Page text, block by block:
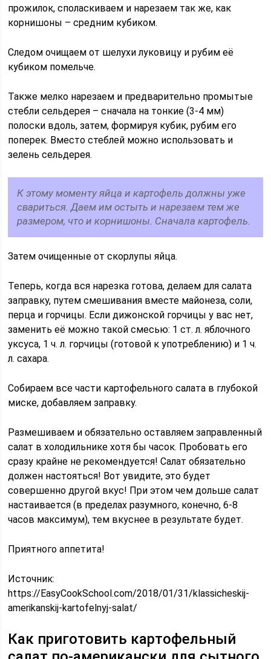
прожилок, споласкиваем и нарезаем так же, как
корнишоны – средним кубиком.
Следом очищаем от шелухи луковицу и рубим её
кубиком помельче.
Также мелко нарезаем и предварительно промытые
стебли сельдерея – сначала на тонкие (3-4 мм)
полоски вдоль, затем, формируя кубик, рубим его
поперек. Вместо стеблей можно использовать и
зелень сельдерея.
К этому моменту яйца и картофель должны уже
свариться. Даем им остыть и нарезаем тем же
размером, что и корнишоны. Сначала картофель.
Затем очищенные от скорлупы яйца.
Теперь, когда вся нарезка готова, делаем для салата
заправку, путем смешивания вместе майонеза, соли,
перца и горчицы. Если дижонской горчицы у вас нет,
заменить её можно такой смесью: 1 ст. л. яблочного
уксуса, 1 ч. л. горчицы (готовой к употреблению) и 1 ч.
л. сахара.
Собираем все части картофельного салата в глубокой
миске, добавляем заправку.
Размешиваем и обязательно оставляем заправленный
салат в холодильнике хотя бы часок. Пробовать его
сразу крайне не рекомендуется! Салат обязательно
должен настояться! Вот увидите, это будет
совершенно другой вкус! При этом чем дольше салат
настаивается (в пределах разумного, конечно, 6-8
часов максимум), тем вкуснее в результате будет.
Приятного аппетита!
Источник:
https://EasyCookSchool.com/2018/01/31/klassicheskij-
amerikanskij-kartofelnyj-salat/
Как приготовить картофельный